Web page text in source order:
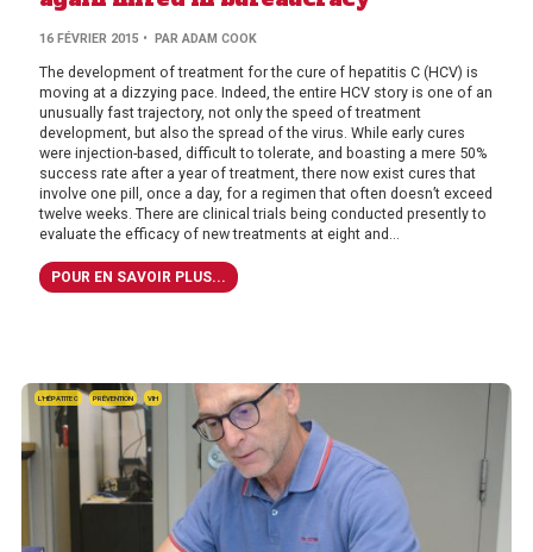
16 FÉVRIER 2015 • PAR ADAM COOK
The development of treatment for the cure of hepatitis C (HCV) is
moving at a dizzying pace. Indeed, the entire HCV story is one of an
unusually fast trajectory, not only the speed of treatment
development, but also the spread of the virus. While early cures
were injection-based, difficult to tolerate, and boasting a mere 50%
success rate after a year of treatment, there now exist cures that
involve one pill, once a day, for a regimen that often doesn’t exceed
twelve weeks. There are clinical trials being conducted presently to
evaluate the efficacy of new treatments at eight and...
POUR EN SAVOIR PLUS...
L'HÉPATITE C PRÉVENTION VIH